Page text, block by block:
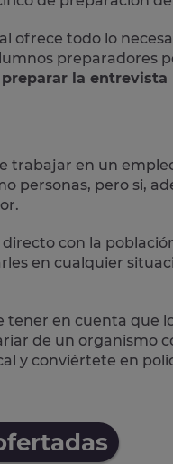
ofrece todo lo
preparadores
preparar la entrevista
trabajar en un
personas, pero si,
con la
en cualquier
en cuenta que
de un organismo
y conviértete en